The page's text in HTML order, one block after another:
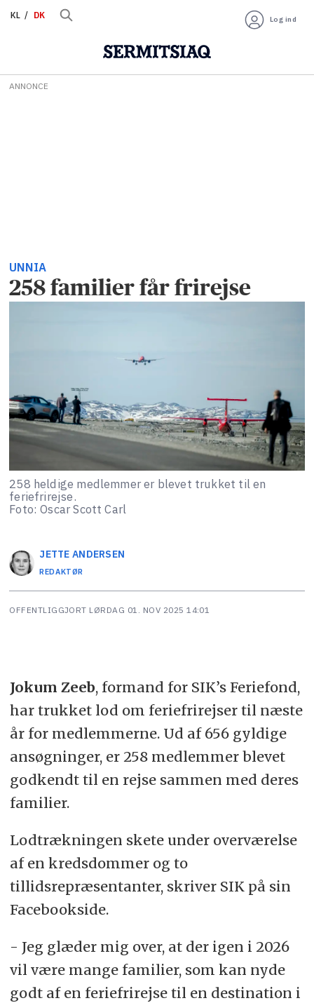
KL DK Log ind
ANNONCE
UNNIA
258 familier får frirejse
258 heldige medlemmer er blevet trukket til en
feriefrirejse.
Foto: Oscar Scott Carl
JETTE ANDERSEN
REDAKTØR
OFFENTLIGGJORT LØRDAG 01. NOV 2025 14:01
Jokum Zeeb, formand for SIK’s Feriefond,
har trukket lod om feriefrirejser til næste
år for medlemmerne. Ud af 656 gyldige
ansøgninger, er 258 medlemmer blevet
godkendt til en rejse sammen med deres
familier.
Lodtrækningen skete under overværelse
af en kredsdommer og to
tillidsrepræsentanter, skriver SIK på sin
Facebookside.
- Jeg glæder mig over, at der igen i 2026
vil være mange familier, som kan nyde
godt af en feriefrirejse til en destination i